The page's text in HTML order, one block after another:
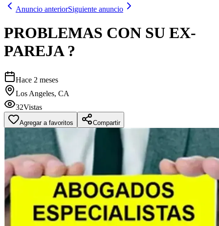
Anuncio anteriorSiguiente anuncio
PROBLEMAS CON SU EX-
PAREJA ?
Hace 2 meses
Los Angeles, CA
32Vistas
Agregar a favoritos Compartir